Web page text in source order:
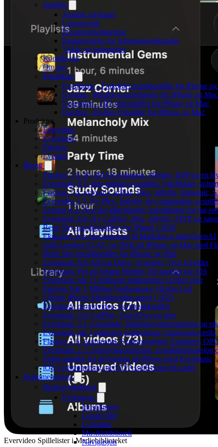
Juridisk
Juridisk merknad
Lisensavtale
Personvernerklæring
Retningslinjer for informasjonskapsler
Vilkår og betingelser
Kontakt oss
Om oss
Produkter
Evermusic - Frakoblet musikkspiller for iPhone
Evertag - Musikk-taggredigerer for iPhone og Mac
Evervideo - HD-videospiller for iPhone og Mac
Flacbox - Hi-Res lydspiller for iPhone og Mac
Produkter
Evervideo
Evermusic
Flacbox
Evertag
Blogg
Flacbox 7.6: Ny BASS-lydmotor, effekter, DSP og en
Evermusic 8.7: ekte sømløs avspilling, lydeffekter,
Flacbox 7.4: nybygd CarPlay, Plex, Jellyfin, Subsonic,
Evervideo 1.7: Ny Plex, Jellyfin, sky-strømming,
Evertag 4.2: Nye sky-tilkoblinger, innstillinger for tag-
Evermusic 8.6: Ny CarPlay, Plex, Jellyfin, SFTP og
Beste Sky-musikkspillere for iPhone i 2026
Eksporter Wix-blogginnlegg til Markdown med OpenAI
Spill Lossless FLAC og DSD på iPhone og Mac med
Beste Sky-musikkspiller for iPhone og iPad
Evermusic 6.8: Aliyun Drive, Synology, Nye UI-stiler
Evermusic Pro på Setapp Mobile: Skymusikk for iOS
Evermusic når 11 millioner nedlastinger verden over
Flacbox Når 1 Million Nedlastinger: Hi-Res Lyd
5 Beste iPhone Musikkspiller-apper i 2025
Evermusic promovideo: skymusikkspiller
Evermusic 3.6: CarPlay, VoiceOver og mer
Evermusic 3.1: Crossfade, biblioteksynkronisering og
Evermusic når 3 millioner nedlastinger: funksjonsoverikt
Flacbox 1.6: Automatisk Synkronisering, Equalizer,
Evermusic 2.3: Autosynkronisering, avspillingsposisjon
Strøm musikk fra skylagring på iPhone med Evermusic
iOS Lydstrømming med AVAssetResourceLoader
Dokumentasjon
Brukerveiledning
Evermusic
Innstillinger
Lokale filer
Lydspiller
Musikkbibliotek
Navigasjon
Evervideo Spillelister i Mediebiblioteket